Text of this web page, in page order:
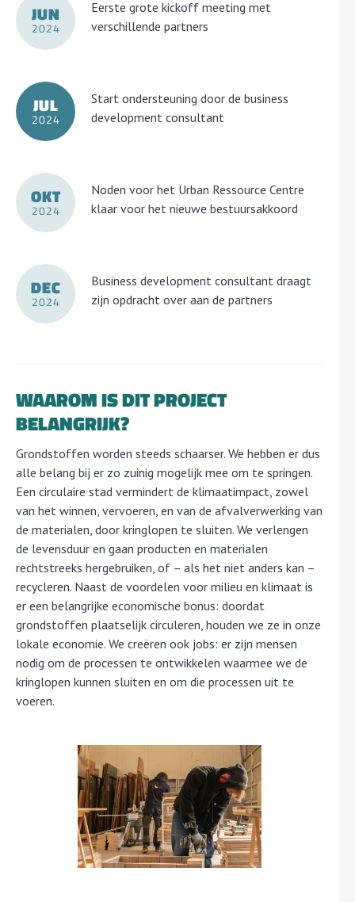
JUN
2024
Eerste grote kickoff meeting met
verschillende partners
JUL
2024
Start ondersteuning door de business
development consultant
OKT
2024
Noden voor het Urban Ressource Centre
klaar voor het nieuwe bestuursakkoord
DEC
2024
Business development consultant draagt
zijn opdracht over aan de partners
WAAROM IS DIT PROJECT
BELANGRIJK?
Grondstoffen worden steeds schaarser. We hebben er dus
alle belang bij er zo zuinig mogelijk mee om te springen.
Een circulaire stad vermindert de klimaatimpact, zowel
van het winnen, vervoeren, en van de afvalverwerking van
de materialen, door kringlopen te sluiten. We verlengen
de levensduur en gaan producten en materialen
rechtstreeks hergebruiken, of – als het niet anders kan –
recycleren. Naast de voordelen voor milieu en klimaat is
er een belangrijke economische bonus: doordat
grondstoffen plaatselijk circuleren, houden we ze in onze
lokale economie. We creëren ook jobs: er zijn mensen
nodig om de processen te ontwikkelen waarmee we de
kringlopen kunnen sluiten en om die processen uit te
voeren.